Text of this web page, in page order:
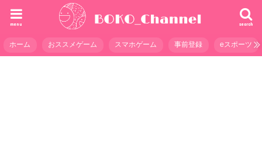
search
menu
ホーム おススメゲーム スマホゲーム 事前登録 eスポーツ